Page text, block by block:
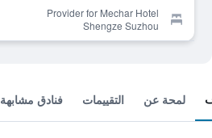
Provider for Mechar Hotel
Shengze Suzhou
لمحة عن التقييمات فنادق مشابهة